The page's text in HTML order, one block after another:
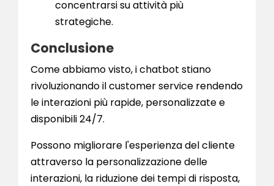
concentrarsi su attività più
strategiche.
Conclusione
Come abbiamo visto, i chatbot stiano
rivoluzionando il customer service rendendo
le interazioni più rapide, personalizzate e
disponibili 24/7.
Possono migliorare l'esperienza del cliente
attraverso la personalizzazione delle
interazioni, la riduzione dei tempi di risposta,